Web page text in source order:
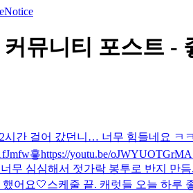
Notice
뮤니티 포스트 -
시간 걸어 갔던니… 너무 힘들네요 ㅋ
흫https://youtu.be/
무 심심해서 젓가락 봉투로 반지 만듬
했어요🤍스케줄 끝. 캐럿들 오늘 하루